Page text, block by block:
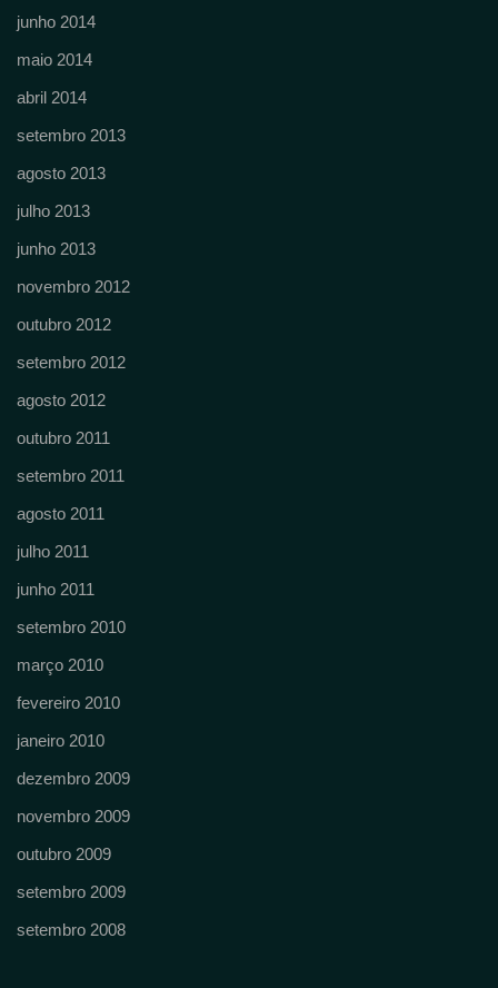
junho 2014
maio 2014
abril 2014
setembro 2013
agosto 2013
julho 2013
junho 2013
novembro 2012
outubro 2012
setembro 2012
agosto 2012
outubro 2011
setembro 2011
agosto 2011
julho 2011
junho 2011
setembro 2010
março 2010
fevereiro 2010
janeiro 2010
dezembro 2009
novembro 2009
outubro 2009
setembro 2009
setembro 2008